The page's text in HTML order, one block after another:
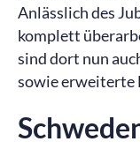
Anlässlich des
komplett
sind dort nun
sowie erweiterte